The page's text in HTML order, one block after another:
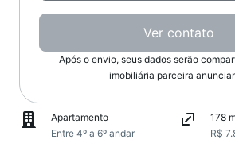
Ver contato
Após o envio, seus dados serão
imobiliária parceira
Apartamento
Entre 4º a 6º andar
178
R$